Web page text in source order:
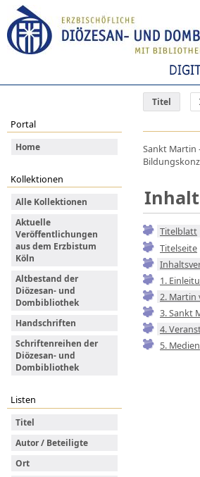
Titel
Portal
Home
Kollektionen
Alle Kollektionen
Aktuelle
Veröffentlichungen
aus dem Erzbistum
Köln
Altbestand der
Diözesan- und
Dombibliothek
Handschriften
Schriftenreihen der
Diözesan- und
Dombibliothek
Listen
Titel
Autor / Beteiligte
Ort
Sankt Martin
Inhalt
Titelblatt
Titelseite
1.
2. Martin
3. Sankt
4.
5. Medien